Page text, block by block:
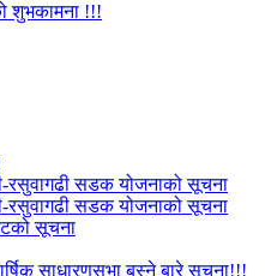
शुभकामना !!!
रसुवागढी सडक योजनाको सूचना
रसुवागढी सडक योजनाको सूचना
सूचना
साधारणसभा बस्ने बारे सूचना!!!